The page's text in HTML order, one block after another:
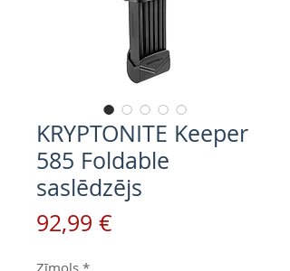
KRYPTONITE Keeper
585 Foldable
saslēdzējs
92,99 €